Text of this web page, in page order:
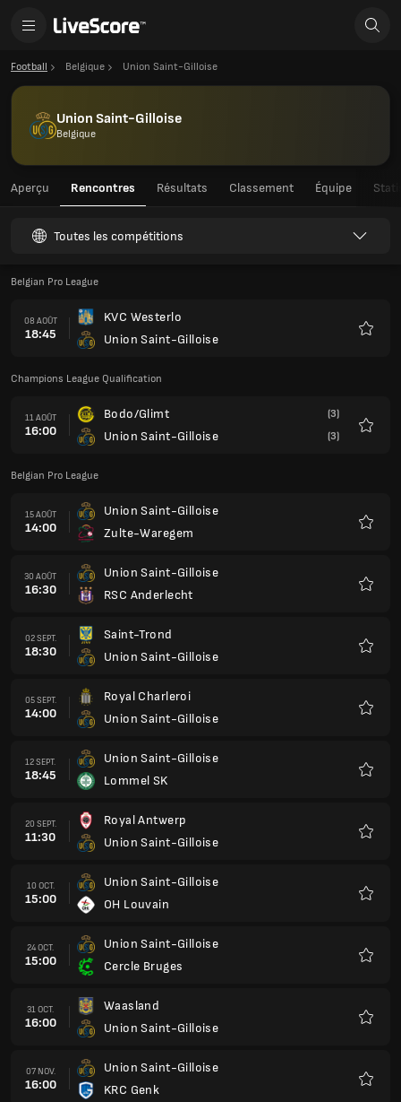
Football Belgique Union Saint-Gilloise
Union Saint-Gilloise
Belgique
Aperçu Rencontres Résultats Classement Équipe
Toutes les compétitions
Belgian Pro League
08 AOÛT
18:45
KVC Westerlo
Union Saint-Gilloise
Champions League Qualification
11 AOÛT
16:00
Bodo/Glimt
Union Saint-Gilloise
(3)
(3)
Belgian Pro League
15 AOÛT
14:00
Union Saint-Gilloise
Zulte-Waregem
30 AOÛT
16:30
Union Saint-Gilloise
RSC Anderlecht
02 SEPT.
18:30
Saint-Trond
Union Saint-Gilloise
05 SEPT.
14:00
Royal Charleroi
Union Saint-Gilloise
12 SEPT.
18:45
Union Saint-Gilloise
Lommel SK
20 SEPT.
11:30
Royal Antwerp
Union Saint-Gilloise
10 OCT.
15:00
Union Saint-Gilloise
OH Louvain
24 OCT.
15:00
Union Saint-Gilloise
Cercle Bruges
31 OCT.
16:00
Waasland
Union Saint-Gilloise
07 NOV.
16:00
Union Saint-Gilloise
KRC Genk